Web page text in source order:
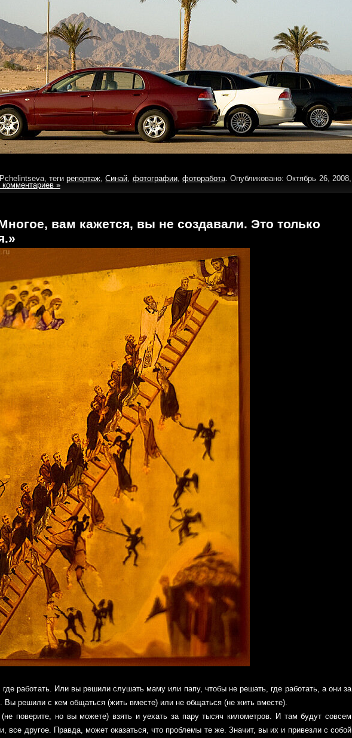
тегирепортаж,Синай, фотографии, фоторабота. Опубликовано: Октябрь 26, 2008,
комментариев »
вам кажется, вы не создавали. Это только
работать. Или вы решили слушать маму или папу, чтобы не решать, где работать, а они за
Вы решили с кем общаться (жить вместе) или не общаться (не жить вместе).
поверите, но вы можете) взять и уехать за пару тысяч километров. И там будут совсем
все другое. Правда, может оказаться, что проблемы те же. Значит, вы их и привезли с собой